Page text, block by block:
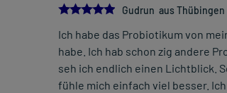
5.0
Gudrun aus Thübingen
Ich habe das Probiotikum von
habe. Ich hab schon zig andere
seh ich endlich einen Lichtblick.
fühle mich einfach viel besser.